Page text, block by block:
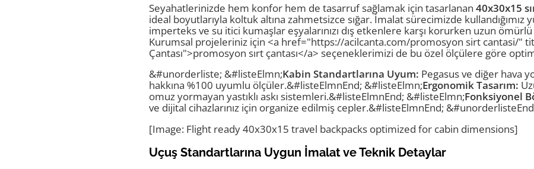
Seyahatlerinizde hem konfor hem de tasarruf sağlamak için tasarlanan 40x30x15
ideal boyutlarıyla koltuk altına zahmetsizce sığar. İmalat sürecimizde kullandığımız
imperteks ve su itici kumaşlar eşyalarınızı dış etkenlere karşı korurken uzun
Kurumsal projeleriniz için <a href="https://acilcanta.com/promosyon sirt cantasi/"
Çantası">promosyon sırt çantası</a> seçeneklerimizi de bu özel ölçülere göre
&#unorderliste; &#listeElmn;Kabin Standartlarına Uyum: Pegasus ve diğer hava
hakkına %100 uyumlu ölçüler.&#listeElmnEnd; &#listeElmn;Ergonomik Tasarım:
omuz yormayan yastıklı askı sistemleri.&#listeElmnEnd; &#listeElmn;Fonksiyonel
ve dijital cihazlarınız için organize edilmiş cepler.&#listeElmnEnd;
[Image: Flight ready 40x30x15 travel backpacks optimized for cabin dimensions]
Uçuş Standartlarına Uygun İmalat ve Teknik Detaylar